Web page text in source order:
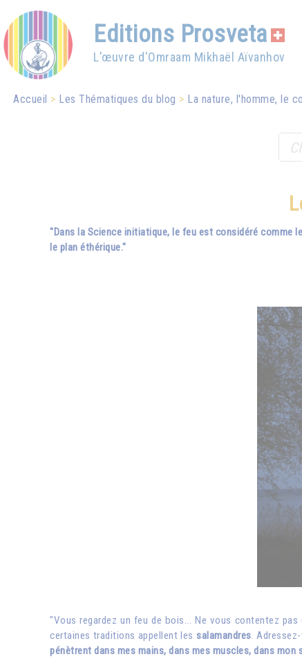
Editions Prosveta
L'œuvre d'Omraam Mikhaël Aïvanhov
Accueil Les Thématiques du blog La nature, l'homme, le
"Dans la Science initiatique, le feu est considéré comme
le plan éthérique."
"Vous regardez un feu de bois... Ne vous contentez
certaines traditions appellent les salamandres.
pénètrent dans mes mains, dans mes muscles, dans